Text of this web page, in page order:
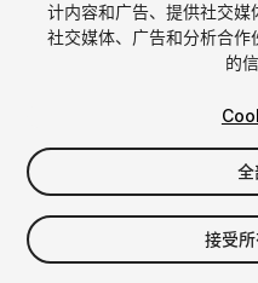
$9.99
增值税将在结算时计算
计内容和广告、提供社交
社交媒体、广告和分析合
的
全
接受